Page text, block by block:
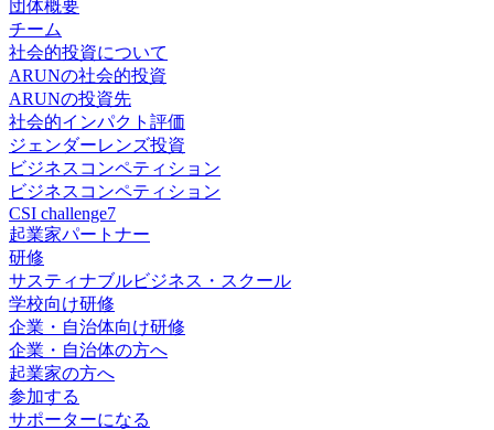
団体概要
チーム
社会的投資について
ARUNの社会的投資
ARUNの投資先
社会的インパクト評価
ジェンダーレンズ投資
ビジネスコンペティション
ビジネスコンペティション
CSI challenge7
起業家パートナー
研修
サスティナブルビジネス・スクール
学校向け研修
企業・自治体向け研修
企業・自治体の方へ
起業家の方へ
参加する
サポーターになる